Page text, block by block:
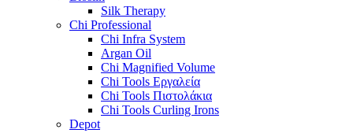
Silk Therapy
Chi Professional
Chi Infra System
Argan Oil
Chi Magnified Volume
Chi Tools Εργαλεία
Chi Tools Πιστολάκια
Chi Tools Curling Irons
Depot